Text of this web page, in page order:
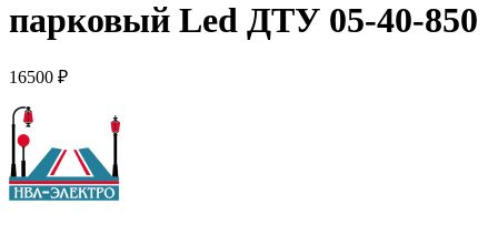
парковый Led ДТУ 05-40-850
16500 ₽